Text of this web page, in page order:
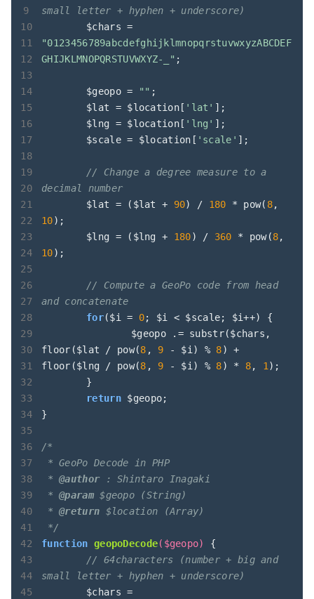
small letter + hyphen + underscore)
"0123456789abcdefghijklmnopqrstuvwxyzABCDEF
GHIJKLMNOPQRSTUVWXYZ-_" ;
	$geopo =
"" ;
	$lat = $location[
'lat' ];
	$lng = $location[
'lng' ];
	$scale = $location[
'scale' ];
// Change a degree measure to a
decimal number
	$lat = ($lat +
90) / 180 * pow( 8
10);
	$lng = ($lng +
180) / 360 * pow(8
10);
// Compute a GeoPo code from head
and concatenate
for($i = 0; $i < $scale; $i++) {
floor($lat / pow(8 , 9 - $i) % 8) +
floor($lng / pow(8 , 9 - $i) % 8) * 8, 1);
return $geopo;
}
/*
* @author : Shintaro Inagaki
* @param $geopo (String)
* @return $location (Array)
*/
function geopoDecode($geopo)
{
// 64characters (number + big and
small letter + hyphen + underscore)